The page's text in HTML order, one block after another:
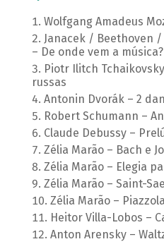
Wolfgang Amadeus
Janacek / Beethoven
– De onde vem a música?
Piotr Ilitch
russas
Antonin Dvorák – 2
Robert Schumann –
Claude Debussy –
Zélia Marão – Bach e
Zélia Marão – Elegia
Zélia Marão – Saint-
Zélia Marão –
Heitor Villa-Lobos –
Anton Arensky –